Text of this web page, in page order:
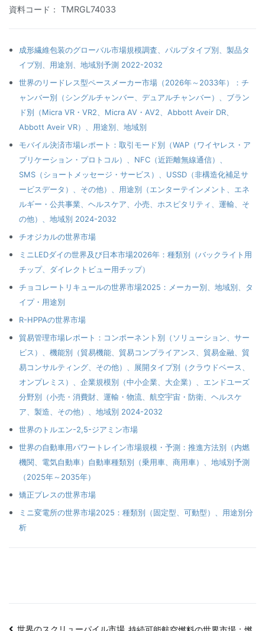
資料コード： TMRGL74033
成形繊維包装のグローバル市場規模調査、パルプタイプ別、製品タ
イプ別、用途別、地域別予測 2022-2032
世界のリードレス型ペースメーカー市場（2026年～2033年）：チ
ャンバー別（シングルチャンバー、デュアルチャンバー）、ブラン
ド別（Micra VR・VR2、Micra AV・AV2、Abbott Aveir DR、
Abbott Aveir VR）、用途別、地域別
モバイル決済市場レポート：取引モード別（WAP（ワイヤレス・ア
プリケーション・プロトコル）、NFC（近距離無線通信）、
SMS（ショートメッセージ・サービス）、USSD（非構造化補足サ
ービスデータ）、その他）、用途別（エンターテインメント、エネ
ルギー・公共事業、ヘルスケア、小売、ホスピタリティ、運輸、そ
の他）、地域別 2024-2032
チオジカルの世界市場
ミニLEDダイの世界及び日本市場2026年：種類別（バックライト用
チップ、ダイレクトビュー用チップ）
チョコレートリキュールの世界市場2025：メーカー別、地域別、タ
イプ・用途別
R-HPPAの世界市場
貿易管理市場レポート：コンポーネント別（ソリューション、サー
ビス）、機能別（貿易機能、貿易コンプライアンス、貿易金融、貿
易コンサルティング、その他）、展開タイプ別（クラウドベース、
オンプレミス）、企業規模別（中小企業、大企業）、エンドユーズ
分野別（小売・消費財、運輸・物流、航空宇宙・防衛、ヘルスケ
ア、製造、その他）、地域別 2024-2032
世界のトルエン-2,5-ジアミン市場
世界の自動車用パワートレイン市場規模・予測：推進方法別（内燃
機関、電気自動車）自動車種類別（乗用車、商用車）、地域別予測
（2025年～2035年）
矯正プレスの世界市場
ミニ変電所の世界市場2025：種類別（固定型、可動型）、用途別分
析
世界のスクリューパイル市場